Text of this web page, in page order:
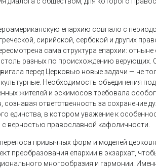
епархию совпало с
сирийской, сербской и других
сама структура епархии:
столь разных по происхождению верующих.
перед Церковью новые задачи — не
Необходимость объединения
жителей и эскимосов требовала
ответственность за сохранение
единства, в котором уважение к
верностью православной кафоличности.
привычных форм и моделей
преобразования епархии в экзархат,
многообразия и гармонии.